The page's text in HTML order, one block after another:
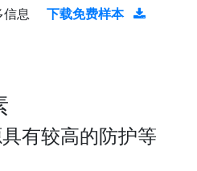
信息 下载免费样本
有较高的防护等